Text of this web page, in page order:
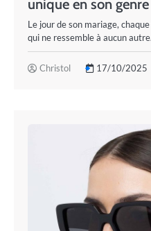
unique en son genre
Le jour de son mariage,
qui ne ressemble à aucun
Christol 17/10/2025